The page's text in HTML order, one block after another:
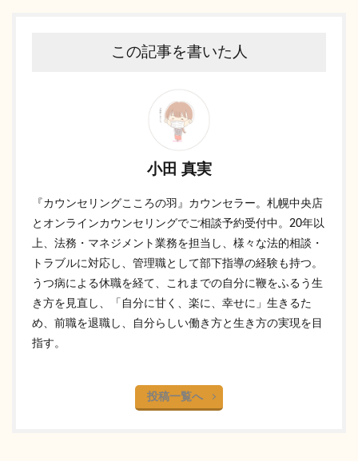
この記事を書いた人
小田 真実
『カウンセリングこころの羽』カウンセラー。札幌中央店
とオンラインカウンセリングでご相談予約受付中。20年以
上、法務・マネジメント業務を担当し、様々な法的相談・
トラブルに対応し、管理職として部下指導の経験も持つ。
うつ病による休職を経て、これまでの自分に鞭をふるう生
き方を見直し、「自分に甘く、楽に、幸せに」生きるた
め、前職を退職し、自分らしい働き方と生き方の実現を目
指す。
投稿一覧へ